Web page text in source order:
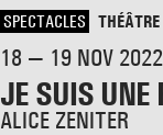
SPECTACLES THÉÂTRE
18 — 19 NOV 2022
JE SUIS UNE
ALICE ZENITER